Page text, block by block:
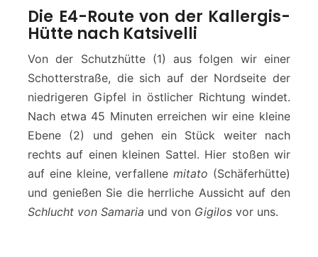
Die E4-Route von der Kallergis-
Hütte nach Katsivelli
Von der Schutzhütte (1) aus folgen wir einer
Schotterstraße, die sich auf der Nordseite der
niedrigeren Gipfel in östlicher Richtung windet.
Nach etwa 45 Minuten erreichen wir eine kleine
Ebene (2) und gehen ein Stück weiter nach
rechts auf einen kleinen Sattel. Hier stoßen wir
auf eine kleine, verfallenemitato (Schäferhütte)
und genießen Sie die herrliche Aussicht auf den
Schlucht von Samaria und von Gigilos vor uns.